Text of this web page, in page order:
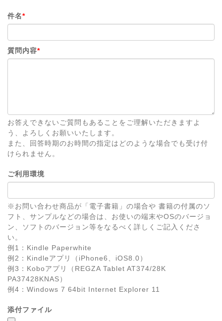
件名*
質問内容*
お答えできないご質問もあることをご理解いただきますよ
う、よろしくお願いいたします。
また、回答時期のお時間の指定はどのような場合でも受け付
けられません。
ご利用環境
※お問い合わせ商品が「電子書籍」の場合や 書籍の付属のソ
フト、サンプルなどの場合は、お使いの端末やOSのバージョ
ン、ソフトのバージョン等をなるべく詳しくご記入くださ
い。
例1：Kindle Paperwhite
例2：Kindleアプリ（iPhone6、iOS8.0）
例3：Koboアプリ（REGZA Tablet AT374/28K
PA37428KNAS）
例4：Windows 7 64bit Internet Explorer 11
添付ファイル